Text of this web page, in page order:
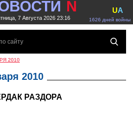
N
7 Августа 2026 23:16 1626 дней войны
UA
2010
2010
РАЗДОРА